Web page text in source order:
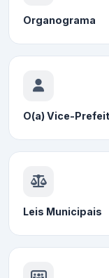
Organograma
O(a) Vice-
Leis Municipais